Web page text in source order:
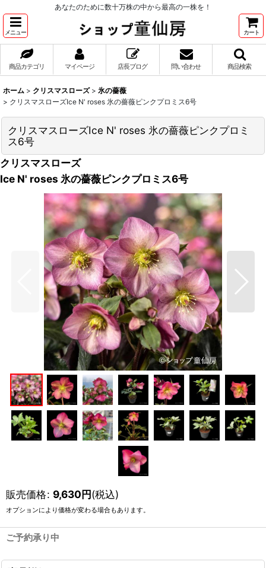
あなたのために数十万株の中から最高の一株を！
メニュー カート
商品カテゴリ マイページ 店長ブログ 問い合わせ 商品検索
ホーム > クリスマスローズ > 氷の薔薇
> クリスマスローズIce N' roses 氷の薔薇ピンクプロミス6号
クリスマスローズIce N' roses 氷の薔薇ピンクプロミ
ス6号
クリスマスローズ
Ice N' roses 氷の薔薇ピンクプロミス6号
販売価格: 9,630円(税込)
オプションにより価格が変わる場合もあります。
ご予約承り中